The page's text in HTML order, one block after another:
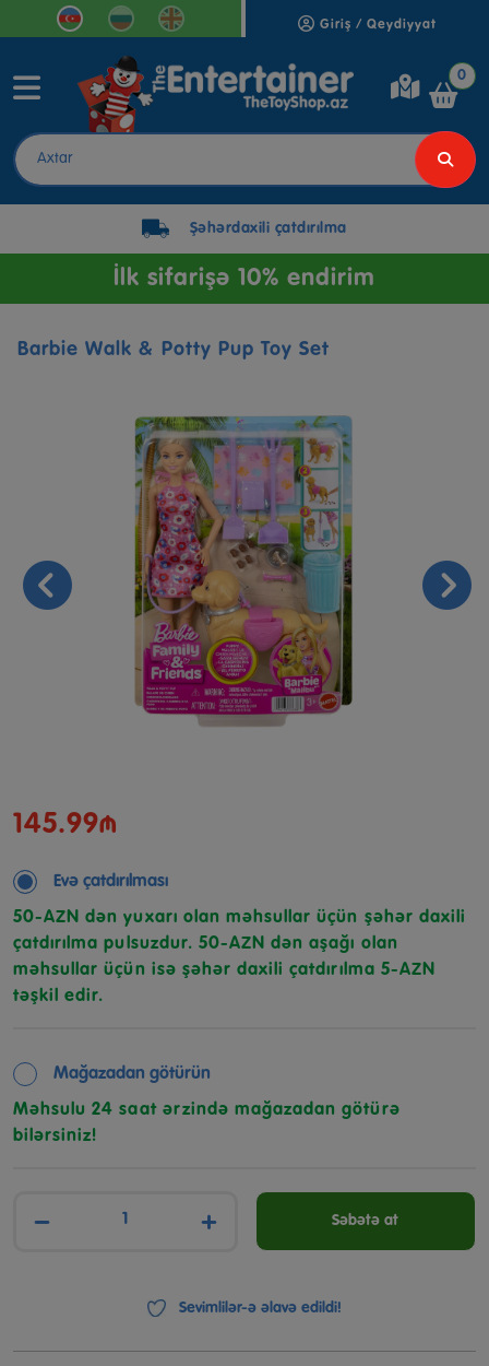
Giriş / Qeydiyyat
0
Şəhərdaxili çatdırılma
İlk sifarişə 10% endirim
Barbie Walk & Potty Pup Toy Set
145.99₼
Evə çatdırılması
50-AZN dən yuxarı olan məhsullar üçün şəhər daxili
çatdırılma pulsuzdur. 50-AZN dən aşağı olan
məhsullar üçün isə şəhər daxili çatdırılma 5-AZN
təşkil edir.
Mağazadan götürün
Məhsulu 24 saat ərzində mağazadan götürə
bilərsiniz!
− + Səbətə at
Sevimlilər-ə əlavə edildi!